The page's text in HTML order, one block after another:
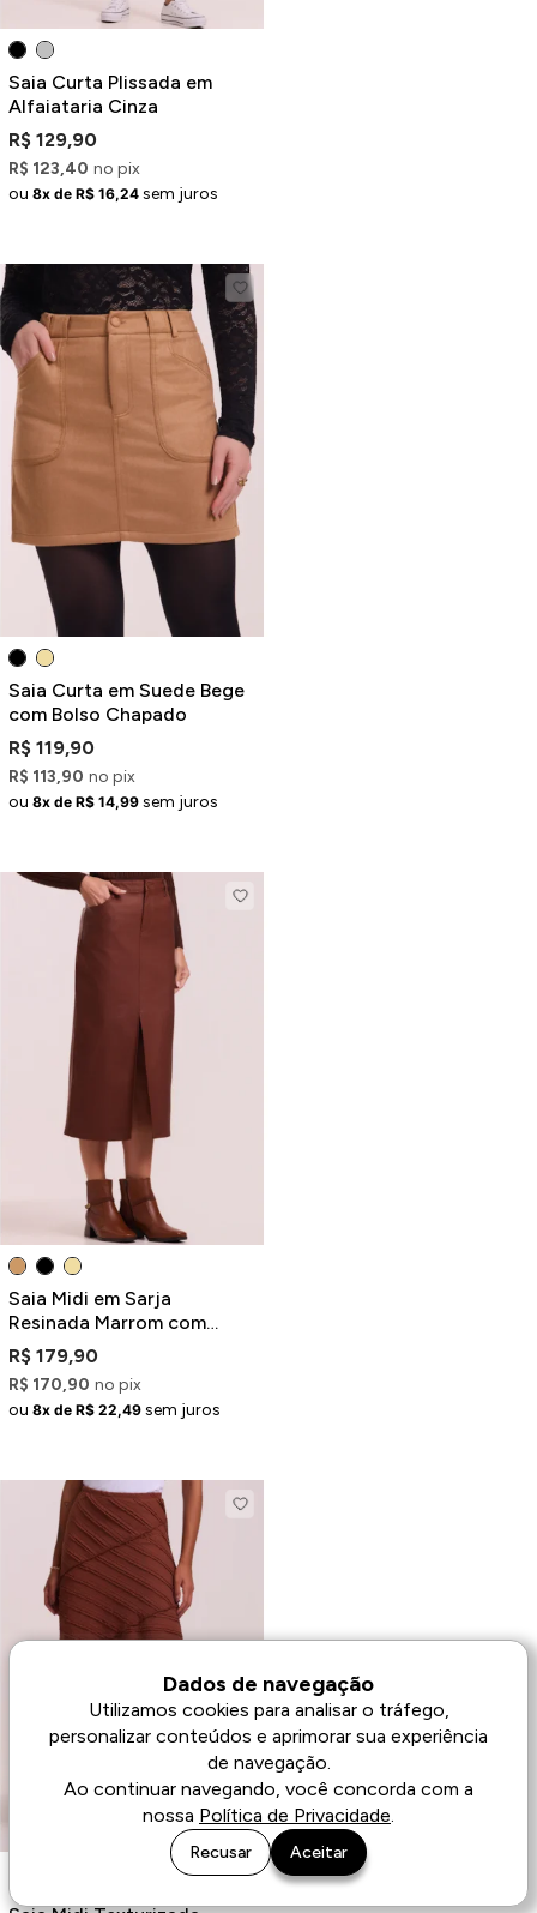
Saia Curta Plissada em
Alfaiataria Cinza
R$ 129,90
R$ 123,40 no pix
ou 8x de R$ 16,24 sem juros
Saia Curta em Suede Bege
com Bolso Chapado
R$ 119,90
R$ 113,90 no pix
ou 8x de R$ 14,99 sem juros
Saia Midi em Sarja
Resinada Marrom com
Fenda
R$ 179,90
R$ 170,90 no pix
ou 8x de R$ 22,49 sem juros
Últimas unidades
Dados de navegação
Utilizamos cookies para analisar o tráfego,
personalizar conteúdos e aprimorar sua experiência
de navegação.
Ao continuar navegando, você concorda com a
nossa Política de Privacidade.
Recusar Aceitar